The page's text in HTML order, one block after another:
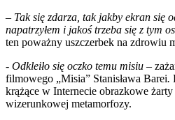
– Tak się zdarza, tak jakby ekran się
napatrzyłem i jakoś trzeba się z tym
ten poważny uszczerbek na zdrowiu
- Odkleiło się oczko temu misiu –
filmowego „Misia” Stanisława Barei.
krążące w Internecie obrazkowe
wizerunkowej metamorfozy.